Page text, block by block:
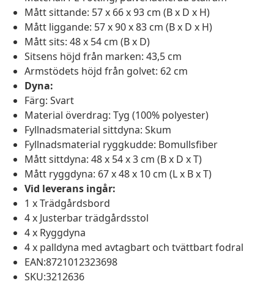
Mått sittande: 57 x 66 x 93 cm (B x D x H)
Mått liggande: 57 x 90 x 83 cm (B x D x H)
Mått sits: 48 x 54 cm (B x D)
Sitsens höjd från marken: 43,5 cm
Armstödets höjd från golvet: 62 cm
Dyna:
Färg: Svart
Material överdrag: Tyg (100% polyester)
Fyllnadsmaterial sittdyna: Skum
Fyllnadsmaterial ryggkudde: Bomullsfiber
Mått sittdyna: 48 x 54 x 3 cm (B x D x T)
Mått ryggdyna: 67 x 48 x 10 cm (L x B x T)
Vid leverans ingår:
1 x Trädgårdsbord
4 x Justerbar trädgårdsstol
4 x Ryggdyna
4 x palldyna med avtagbart och tvättbart fodral
EAN:8721012323698
SKU:3212636